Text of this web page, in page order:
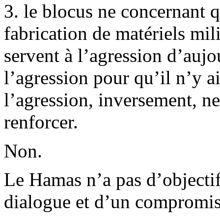
3. le blocus ne concernant
fabrication de matériels
servent à l’agression
l’agression pour qu’il n’y
l’agression, inversement,
renforcer.
Non.
Le Hamas n’a pas
dialogue et d’un